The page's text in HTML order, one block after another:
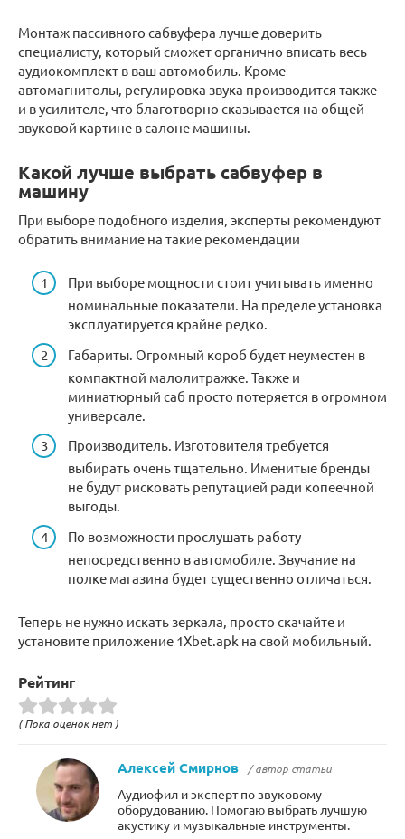
Монтаж пассивного сабвуфера лучше доверить
специалисту, который сможет органично вписать весь
аудиокомплект в ваш автомобиль. Кроме
автомагнитолы, регулировка звука производится также
и в усилителе, что благотворно сказывается на общей
звуковой картине в салоне машины.
Какой лучше выбрать сабвуфер в
машину
При выборе подобного изделия, эксперты рекомендуют
обратить внимание на такие рекомендации
При выборе мощности стоит учитывать именно
номинальные показатели. На пределе установка
эксплуатируется крайне редко.
Габариты. Огромный короб будет неуместен в
компактной малолитражке. Также и
миниатюрный саб просто потеряется в огромном
универсале.
Производитель. Изготовителя требуется
выбирать очень тщательно. Именитые бренды
не будут рисковать репутацией ради копеечной
выгоды.
По возможности прослушать работу
непосредственно в автомобиле. Звучание на
полке магазина будет существенно отличаться.
Теперь не нужно искать зеркала, просто скачайте и
установите приложение 1Xbet.apk на свой мобильный.
Рейтинг
( Пока оценок нет )
Алексей Смирнов / автор статьи
Аудиофил и эксперт по звуковому
оборудованию. Помогаю выбрать лучшую
акустику и музыкальные инструменты.